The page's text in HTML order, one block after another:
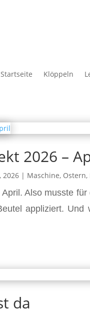
Startseite Klöppeln
2026 –
2026 | Maschine, Ostern,
Also musste
appliziert.
da